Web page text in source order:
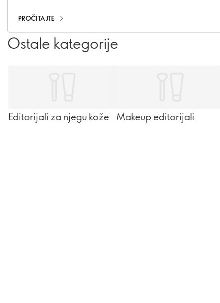
PROČITAJTE
Ostale kategorije
Editorijali za njegu kože Makeup editorijali